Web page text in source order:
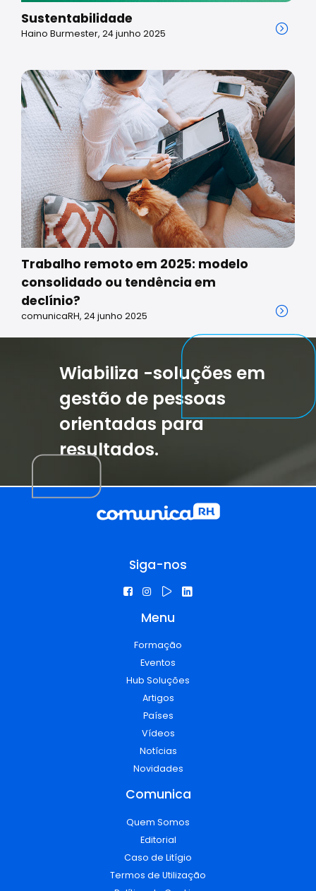
Sustentabilidade
Haino Burmester, 24 junho 2025
Trabalho remoto em 2025: modelo
consolidado ou tendência em
declínio?
comunicaRH, 24 junho 2025
Wiabiliza -soluções em
gestão de pessoas
orientadas para
resultados.
Siga-nos
Menu
Formação
Eventos
Hub Soluções
Artigos
Países
Vídeos
Notícias
Novidades
Comunica
Quem Somos
Editorial
Caso de Litígio
Termos de Utilização